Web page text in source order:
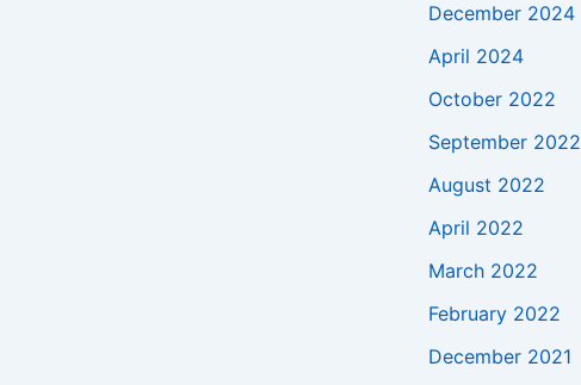
December 2024
April 2024
October 2022
September 2022
August 2022
April 2022
March 2022
February 2022
December 2021